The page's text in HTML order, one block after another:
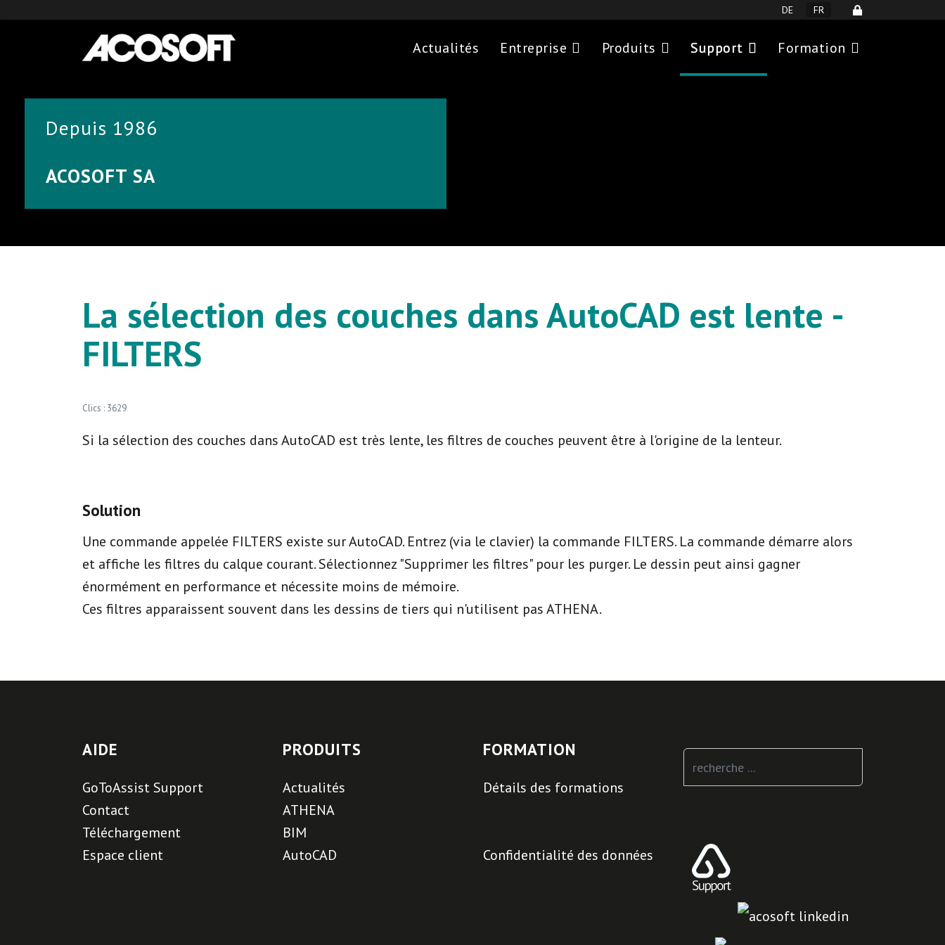
Sélectionnez votre langue
DE FR
Actualités Entreprise Produits Support Formation
Depuis 1986
ACOSOFT SA
La sélection des couches dans AutoCAD est lente -
FILTERS
Clics : 3629
Si la sélection des couches dans AutoCAD est très lente, les filtres de couches peuvent être à l'origine de la lenteur.
Solution
Une commande appelée FILTERS existe sur AutoCAD. Entrez (via le clavier) la commande FILTERS. La commande démarre alors
et affiche les filtres du calque courant. Sélectionnez "Supprimer les filtres" pour les purger. Le dessin peut ainsi gagner
énormément en performance et nécessite moins de mémoire.
Ces filtres apparaissent souvent dans les dessins de tiers qui n'utilisent pas ATHENA.
AIDE
GoToAssist Support
Contact
Téléchargement
Espace client
PRODUITS
Actualités
ATHENA
BIM
AutoCAD
FORMATION
Détails des formations
Confidentialité des données